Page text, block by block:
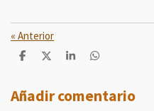
« Anterior
C
p
a
C
p
a
C
p
a
C
p
a
Añadir comentario